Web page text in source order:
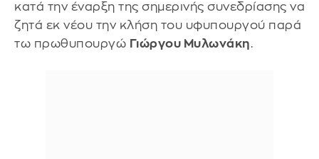
κατά την έναρξη της σημερινής συνεδρίασης να
ζητά εκ νέου την κλήση του υφυπουργού παρά
τω πρωθυπουργώ Γιώργου Μυλωνάκη.